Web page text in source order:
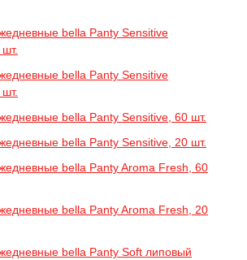
bella Panty Sensitive
bella Panty Sensitive
bella Panty Sensitive, 60 шт.
bella Panty Sensitive, 20 шт.
bella Panty Aroma Fresh, 60
bella Panty Aroma Fresh, 20
bella Panty Soft липовый